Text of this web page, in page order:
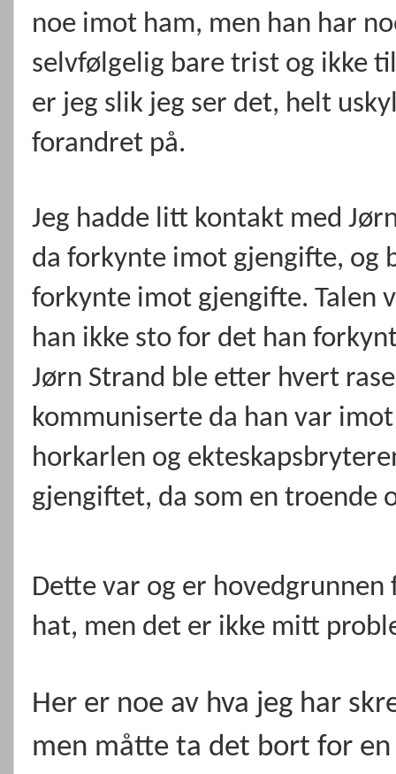
noe imot ham, men han har
selvfølgelig bare trist og ikke
er jeg slik jeg ser det, helt
forandret på.
Jeg hadde litt kontakt med
da forkynte imot gjengifte, og
forkynte imot gjengifte. Talen
han ikke sto for det han
Jørn Strand ble etter hvert
kommuniserte da han var
horkarlen og
gjengiftet, da som en troende
Dette var og er
hat, men det er ikke mitt
Her er noe av hva jeg har
men måtte ta det bort for